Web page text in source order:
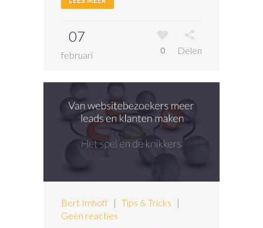
07
februari 0 Delen
Bert Imhoff | Tips & Tricks |
Geen reacties